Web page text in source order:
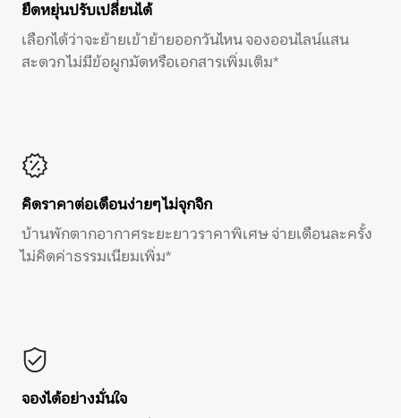
ยืดหยุ่นปรับเปลี่ยนได้
เลือกได้ว่าจะย้ายเข้าย้ายออกวันไหน จองออนไลน์แสน
สะดวก ไม่มีข้อผูกมัดหรือเอกสารเพิ่มเติม*
คิดราคาต่อเดือนง่ายๆ ไม่จุกจิก
บ้านพักตากอากาศระยะยาวราคาพิเศษ จ่ายเดือนละครั้ง
ไม่คิดค่าธรรมเนียมเพิ่ม*
จองได้อย่างมั่นใจ